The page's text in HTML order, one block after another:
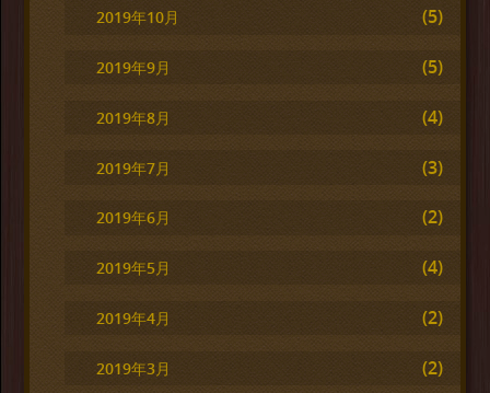
2019年10月 (5)
2019年9月 (5)
2019年8月 (4)
2019年7月 (3)
2019年6月 (2)
2019年5月 (4)
2019年4月 (2)
2019年3月 (2)